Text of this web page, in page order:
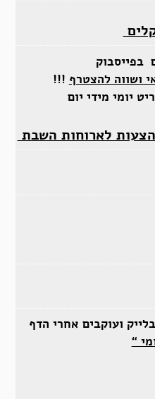
בפייסבוק
ושווה להצטרף !!!
יומי מידי יום
לארוחות השבת
ועוקבים אחרי הדף
“